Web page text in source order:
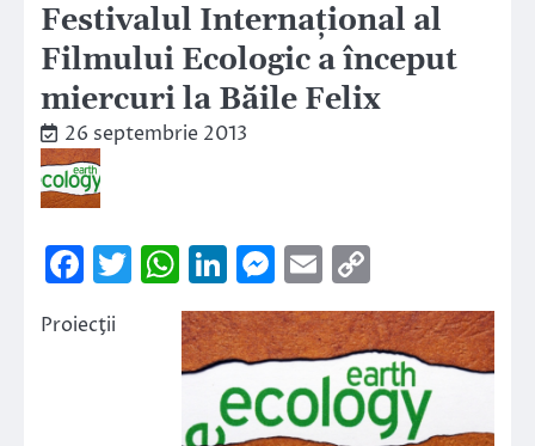
Festivalul Internaţional al
Filmului Ecologic a început
miercuri la Băile Felix
26 septembrie 2013
Facebook
Twitter
WhatsApp
LinkedIn
Messenger
Email
Link
Proiecţii